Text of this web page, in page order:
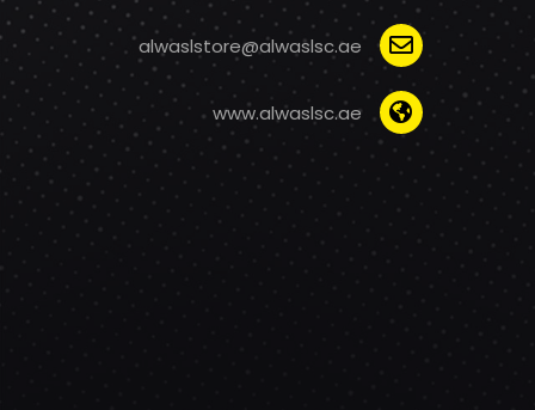
alwaslstore@alwaslsc.ae
www.alwaslsc.ae